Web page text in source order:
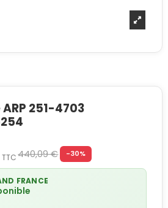
251-4703
TTC440,09 € -30%
FRANCE